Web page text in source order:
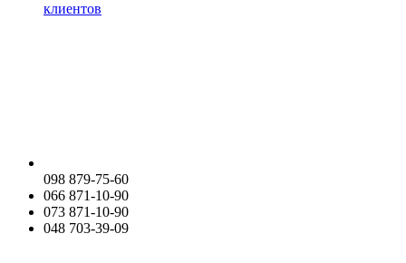
клиентов
098 879-75-60
066 871-10-90
073 871-10-90
048 703-39-09